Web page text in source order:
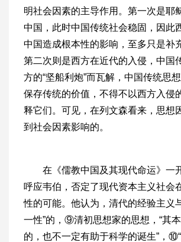
明社会因素的主导作用。第一次是耶
中国，此时中国传统社会稳固，因此
中国造成根本性的影响，至多只是补
第二次则是西方在近代的入侵，中国
方的“坚船利炮”而瓦解，中国传统思
保存传统的价值，不得不以西方入侵
释它们。可见，在列文森看来，思想
到社会因素影响的。
在《儒教中国及其现代命运》一
呼应韦伯，否定了现代资本主义社会
性的可能。他认为，清代的经验主义
一性”的，⑨清初思想家的思想，“其
的，也不一定有助于科学的诞生”，